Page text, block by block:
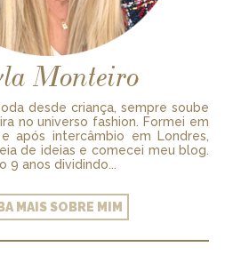
Monteiro
desde criança, sempre soube
no universo fashion. Formei em
após intercâmbio em Londres,
de ideias e comecei meu blog.
9 anos dividindo...
MAIS SOBRE MIM